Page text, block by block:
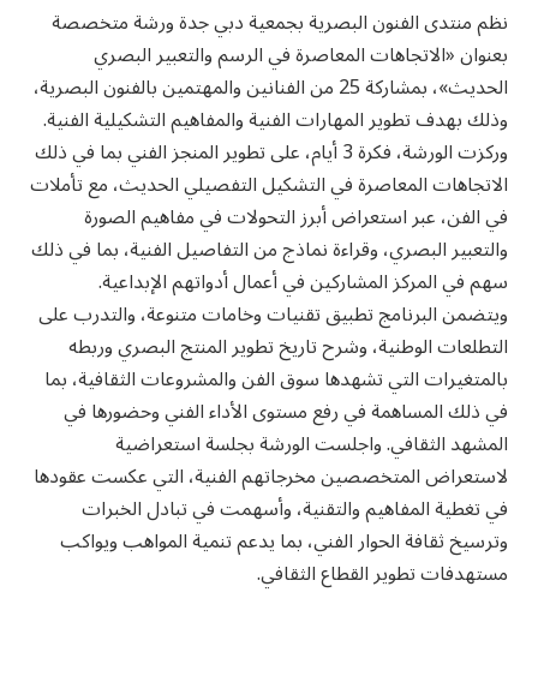
نظم منتدى الفنون البصرية بجمعية دبي جدة ورشة متخصصة
بعنوان «الاتجاهات المعاصرة في الرسم والتعبير البصري
الحديث»، بمشاركة 25 من الفنانين والمهتمين بالفنون البصرية،
وذلك بهدف تطوير المهارات الفنية والمفاهيم التشكيلية الفنية.
وركزت الورشة، فكرة 3 أيام، على تطوير المنجز الفني بما في ذلك
الاتجاهات المعاصرة في التشكيل التفصيلي الحديث، مع تأملات
في الفن، عبر استعراض أبرز التحولات في مفاهيم الصورة
والتعبير البصري، وقراءة نماذج من التفاصيل الفنية، بما في ذلك
سهم في المركز المشاركين في أعمال أدواتهم الإبداعية.
ويتضمن البرنامج تطبيق تقنيات وخامات متنوعة، والتدرب على
التطلعات الوطنية، وشرح تاريخ تطوير المنتج البصري وربطه
بالمتغيرات التي تشهدها سوق الفن والمشروعات الثقافية، بما
في ذلك المساهمة في رفع مستوى الأداء الفني وحضورها في
المشهد الثقافي. واجلست الورشة بجلسة استعراضية
لاستعراض المتخصصين مخرجاتهم الفنية، التي عكست عقودها
في تغطية المفاهيم والتقنية، وأسهمت في تبادل الخبرات
وترسيخ ثقافة الحوار الفني، بما يدعم تنمية المواهب ويواكب
مستهدفات تطوير القطاع الثقافي.